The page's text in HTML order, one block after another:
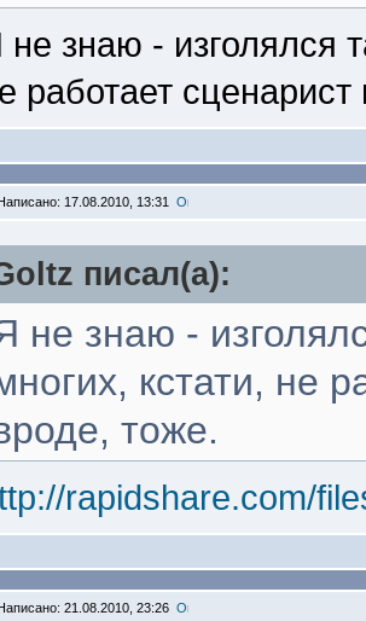
не знаю - изголялся
работает
17.08.2010, 13:31
писал(a):
не знаю -
кстати, не
тоже.
rapidshare.com/
21.08.2010, 23:26